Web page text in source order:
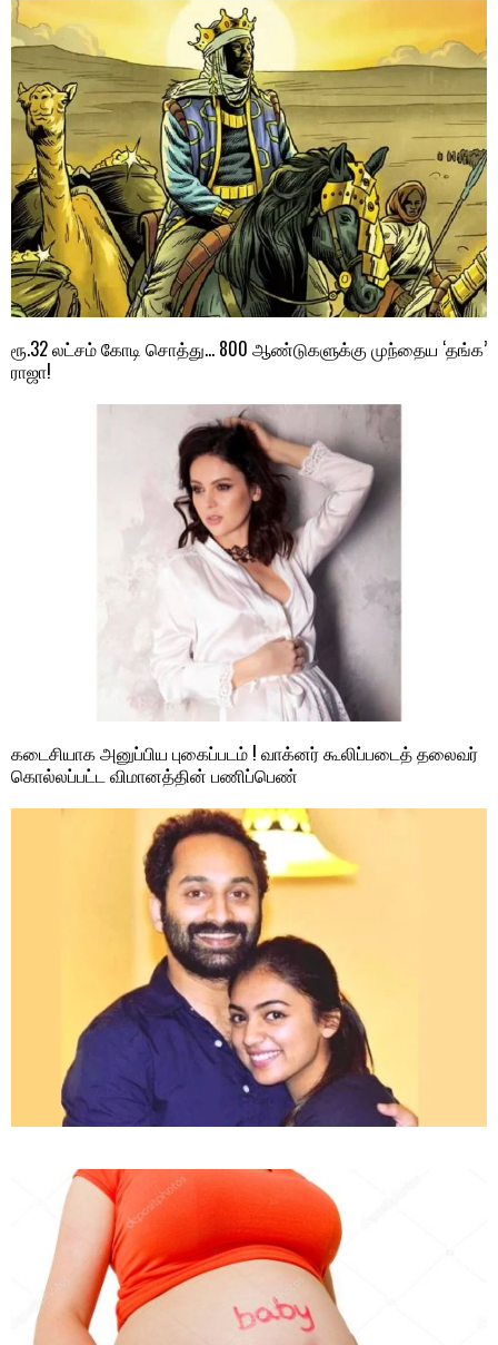
ரூ.32 லட்சம் கோடி சொத்து… 800 ஆண்டுகளுக்கு முந்தைய ‘தங்க’
ராஜா!
கடைசியாக அனுப்பிய புகைப்படம் ! வாக்னர் கூலிப்படைத் தலைவர்
கொல்லப்பட்ட விமானத்தின் பணிப்பெண்